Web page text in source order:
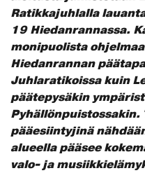
Ratikkajuhlalla
19 Hiedanrannassa.
monipuolista
Hiedanrannan
Juhlaratikoissa kuin
päätepysäkin
Pyhällönpuistossakin.
pääesiintyjinä
alueella pääsee
valo- ja